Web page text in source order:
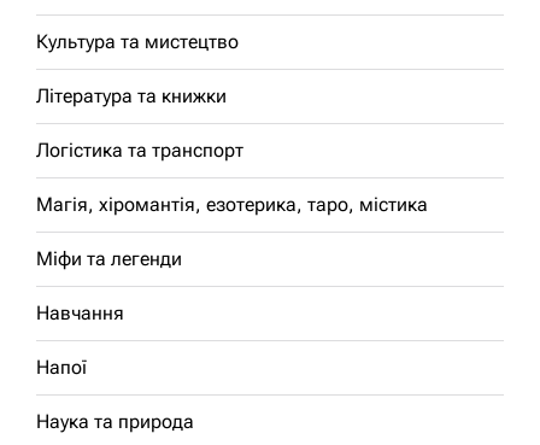
Культура та мистецтво
Література та книжки
Логістика та транспорт
Магія, хіромантія, езотерика, таро, містика
Міфи та легенди
Навчання
Напої
Наука та природа